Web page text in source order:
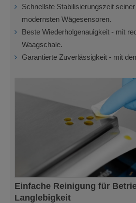
Schnellste Stabilisierungszeit
modernsten Wägesensoren.
Beste Wiederholgenauigkeit - mit
Waagschale.
Garantierte Zuverlässigkeit - mit
Einfache Reinigung für
Langlebigkeit